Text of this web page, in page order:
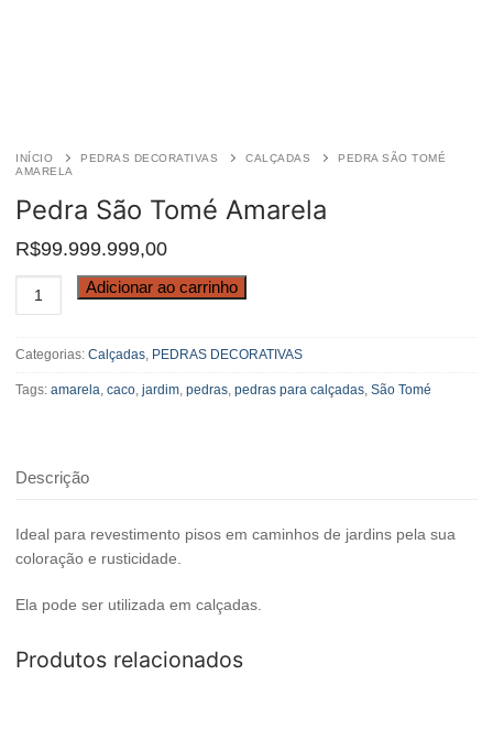
INÍCIO PEDRAS DECORATIVAS CALÇADAS
PEDRA SÃO TOMÉ
AMARELA
Pedra São Tomé Amarela
R$99.999.999,00
Pedra
São
Amarela
quantidade
Adicionar ao carrinho
Categorias: Calçadas, PEDRAS DECORATIVAS
Tags: amarela, caco, jardim, pedras, pedras para calçadas, São Tomé
Descrição
Ideal para revestimento pisos em caminhos de jardins pela sua
coloração e rusticidade.
Ela pode ser utilizada em calçadas.
Produtos relacionados